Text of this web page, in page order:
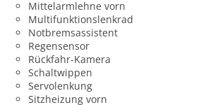
Mittelarmlehne vorn
Multifunktionslenkrad
Notbremsassistent
Regensensor
Rückfahr-Kamera
Schaltwippen
Servolenkung
Sitzheizung vorn